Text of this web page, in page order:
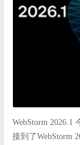
WebStorm 2026.1
接到了WebStorm